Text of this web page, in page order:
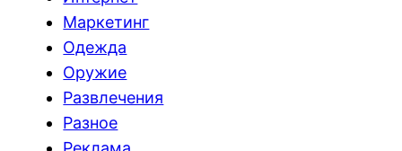
Маркетинг
Одежда
Оружие
Развлечения
Разное